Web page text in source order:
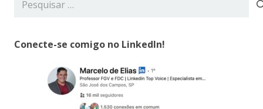
Conecte-se comigo no LinkedIn!